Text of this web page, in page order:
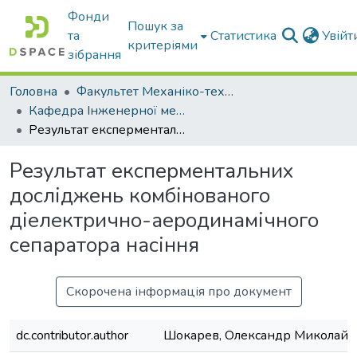
Фонди
та
зібрання
Пошук за
критеріями
Статистика
Головна
Факультет Механіко-технологічний
Кафедра Інженерної механіки та комп'ютерного проектування
Результат експерментальних досліджень комбінованого діелектрично-аеродинамічного сепаратора насіння
Результат експерментальних
досліджень комбінованого
діелектрично-аеродинамічного
сепаратора насіння
Скорочена інформація про документ
dc.contributor.author
Шокарев, Олександр